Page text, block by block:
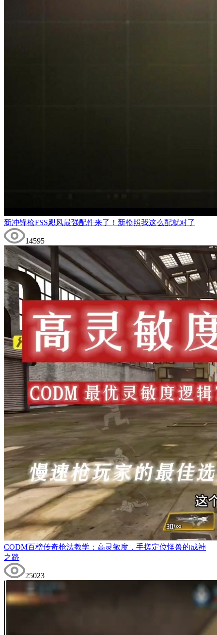
新冲锋枪FSS飓风最强配件来了！新枪照我这么配就对了
14595
CODM百榜传奇枪法教学：高灵敏度，手搓定位怪兽的成神
之路
25023